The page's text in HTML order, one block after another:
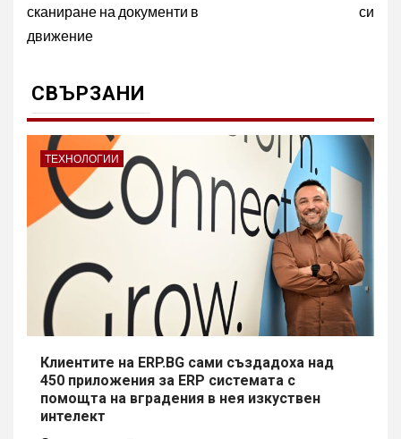
сканиране на документи в
движение
си
СВЪРЗАНИ
ТЕХНОЛОГИИ
Клиентите на ERP.BG сами създадоха над
450 приложения за ERP системата с
помощта на вградения в нея изкуствен
интелект